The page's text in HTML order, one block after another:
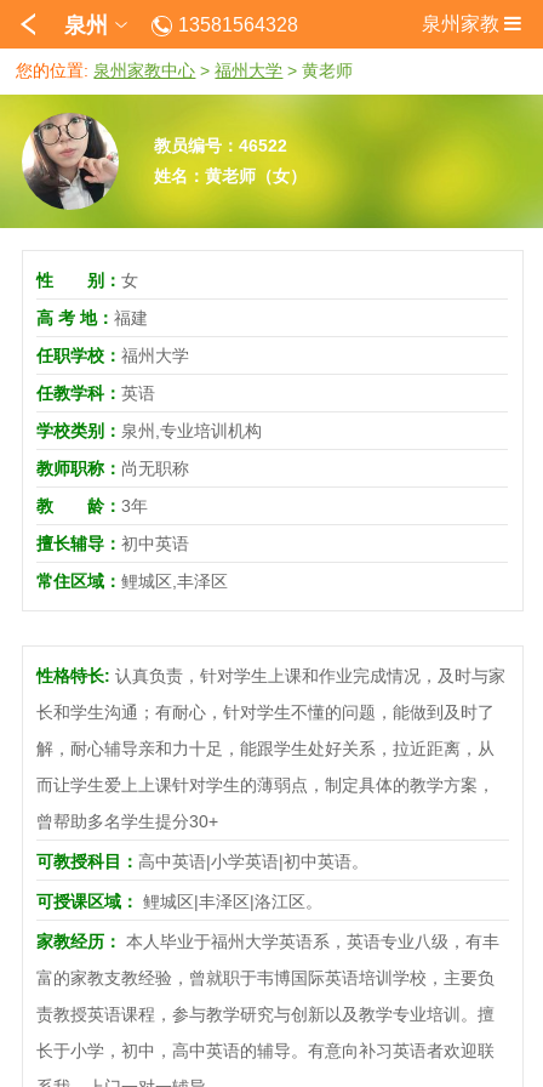
泉州 13581564328 泉州家教
您的位置: 泉州家教中心 >福州大学 >黄老师
教员编号：46522
姓名：黄老师（女）
性 别：女
高 考 地：福建
任职学校：福州大学
任教学科：英语
学校类别： 泉州,专业培训机构
教师职称： 尚无职称
教 龄：3年
擅长辅导：初中英语
常住区域：鲤城区,丰泽区
性格特长:认真负责，针对学生上课和作业完成情况，及时与家
长和学生沟通；有耐心，针对学生不懂的问题，能做到及时了
解，耐心辅导亲和力十足，能跟学生处好关系，拉近距离，从
而让学生爱上上课针对学生的薄弱点，制定具体的教学方案，
曾帮助多名学生提分30+
可教授科目：高中英语|小学英语|初中英语。
可授课区域：鲤城区|丰泽区|洛江区。
家教经历：本人毕业于福州大学英语系，英语专业八级，有丰
富的家教支教经验，曾就职于韦博国际英语培训学校，主要负
责教授英语课程，参与教学研究与创新以及教学专业培训。擅
长于小学，初中，高中英语的辅导。有意向补习英语者欢迎联